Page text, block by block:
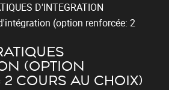
D'INTEGRATION
(option renforcée: 2
(OPTION
COURS AU CHOIX)